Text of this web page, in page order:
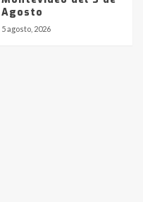
Agosto
5 agosto, 2026